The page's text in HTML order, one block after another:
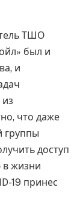
ТШО
был и
и
что даже
группы
доступ
в жизни
19 принес